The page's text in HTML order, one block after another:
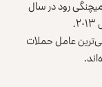
رود در سال
عامل حملات